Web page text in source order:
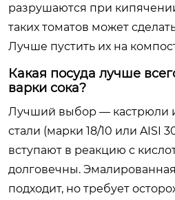
разрушаются при
таких томатов может
Лучше пустить их на
Какая посуда лучше
варки сока?
Лучший выбор — кастрюли
стали (марки 18/10 или AISI
вступают в реакцию с
долговечны.
подходит, но требует